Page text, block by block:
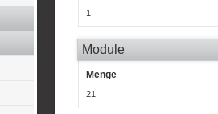
1
Module
Menge
21